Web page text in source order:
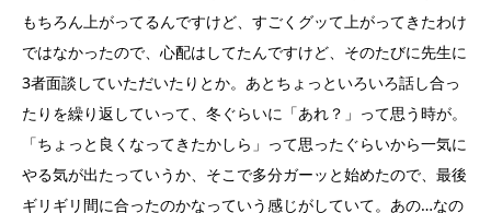
もちろん上がってるんですけど、すごくグッて上がってきたわけ
ではなかったので、心配はしてたんですけど、そのたびに先生に
3者面談していただいたりとか。あとちょっといろいろ話し合っ
たりを繰り返していって、冬ぐらいに「あれ？」って思う時が。
「ちょっと良くなってきたかしら」って思ったぐらいから一気に
やる気が出たっていうか、そこで多分ガーッと始めたので、最後
ギリギリ間に合ったのかなっていう感じがしていて。あの…なの